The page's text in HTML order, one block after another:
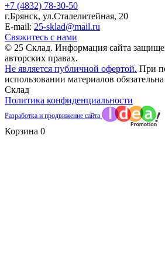
+7 (4832) 78-30-50
г.Брянск, ул.Сталелитейная, 20
E-mail: 25-sklad@mail.ru
Свяжитесь с нами
© 25 Склад. Информация сайта
авторских правах.
Не является публичной офертой. При
использовании материалов
Склад
Политика конфиденциальности
Разработка и продвижение сайта
Корзина 0